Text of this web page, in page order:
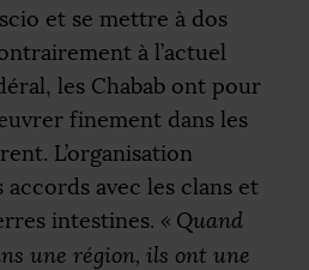
et se mettre à dos
à l’actuel
les Chabab ont pour
finement dans les
L’organisation
accords avec les clans et
intestines. « Quand
une région, ils ont une